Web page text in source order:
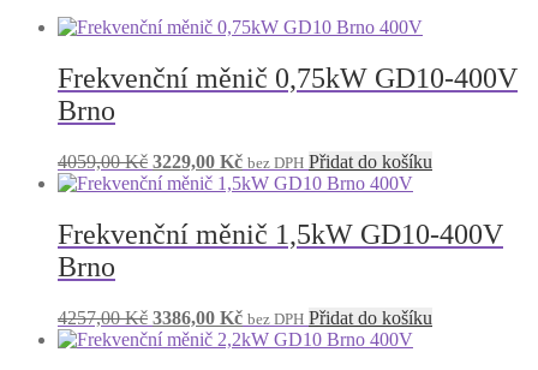
Frekvenční měnič 0,75kW GD10-400V
Brno
4059,00Kč Původní
cena
4059,00 Kč.
3229,00 KčAktuální
cena
3229,00 Kč.
bez DPH Přidat do košíku
Frekvenční měnič 1,5kW GD10-400V
Brno
4257,00Kč Původní
cena
3386,00 KčAktuální
cena
bez DPH Přidat do košíku